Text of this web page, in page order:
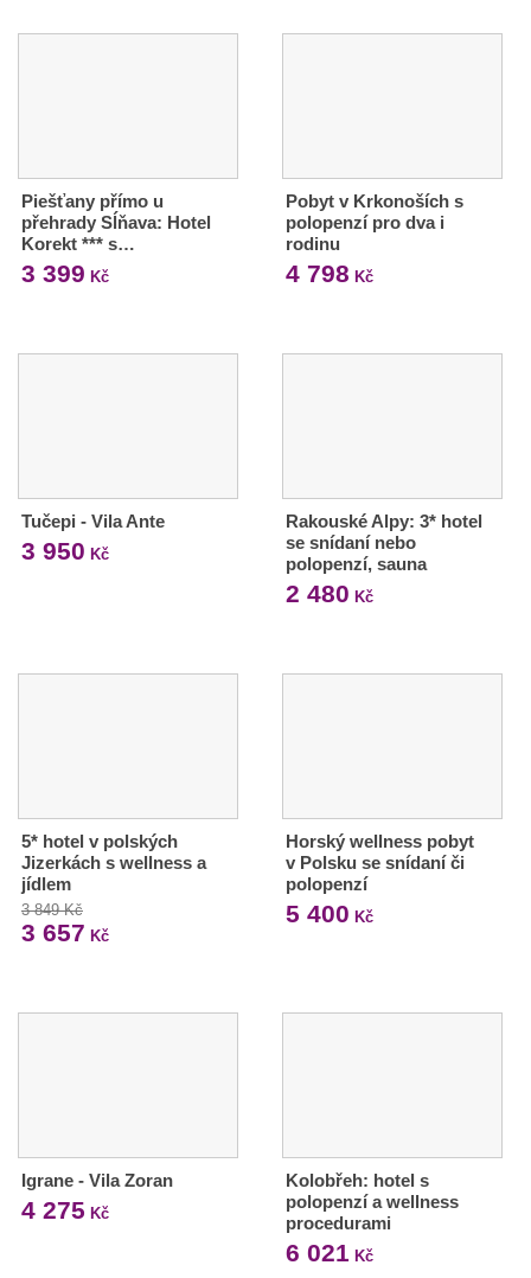
Piešťany přímo u
přehrady Sĺňava: Hotel
Korekt *** s…
3 399 Kč
Pobyt v Krkonoších s
polopenzí pro dva i
rodinu
4 798 Kč
Tučepi - Vila Ante
3 950 Kč
Rakouské Alpy: 3* hotel
se snídaní nebo
polopenzí, sauna
2 480 Kč
5* hotel v polských
Jizerkách s wellness a
jídlem
3 849 Kč
3 657 Kč
Horský wellness pobyt
v Polsku se snídaní či
polopenzí
5 400 Kč
Igrane - Vila Zoran
4 275 Kč
Kolobřeh: hotel s
polopenzí a wellness
procedurami
6 021 Kč